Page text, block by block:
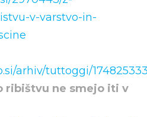
v-varstvo-in-
arhiv/tuttoggi/
ribištvu ne smejo iti v